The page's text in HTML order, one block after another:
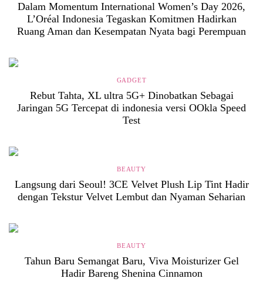
Dalam Momentum International Women’s Day 2026,
L’Oréal Indonesia Tegaskan Komitmen Hadirkan
Ruang Aman dan Kesempatan Nyata bagi Perempuan
GADGET
Rebut Tahta, XL ultra 5G+ Dinobatkan Sebagai
Jaringan 5G Tercepat di indonesia versi OOkla Speed
Test
BEAUTY
Langsung dari Seoul! 3CE Velvet Plush Lip Tint Hadir
dengan Tekstur Velvet Lembut dan Nyaman Seharian
BEAUTY
Tahun Baru Semangat Baru, Viva Moisturizer Gel
Hadir Bareng Shenina Cinnamon